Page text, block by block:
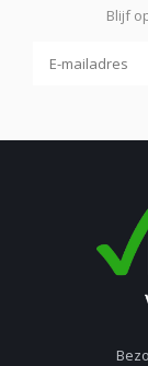
Blijf